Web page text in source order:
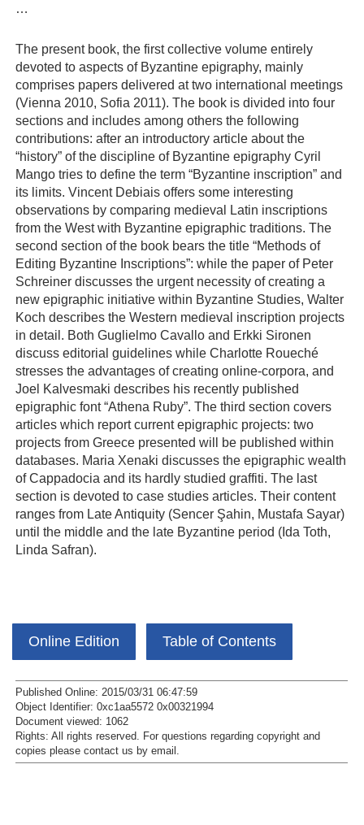
…
The present book, the first collective volume entirely
devoted to aspects of Byzantine epigraphy, mainly
comprises papers delivered at two international meetings
(Vienna 2010, Sofia 2011). The book is divided into four
sections and includes among others the following
contributions: after an introductory article about the
“history” of the discipline of Byzantine epigraphy Cyril
Mango tries to define the term “Byzantine inscription” and
its limits. Vincent Debiais offers some interesting
observations by comparing medieval Latin inscriptions
from the West with Byzantine epigraphic traditions. The
second section of the book bears the title “Methods of
Editing Byzantine Inscriptions”: while the paper of Peter
Schreiner discusses the urgent necessity of creating a
new epigraphic initiative within Byzantine Studies, Walter
Koch describes the Western medieval inscription projects
in detail. Both Guglielmo Cavallo and Erkki Sironen
discuss editorial guidelines while Charlotte Roueché
stresses the advantages of creating online-corpora, and
Joel Kalvesmaki describes his recently published
epigraphic font “Athena Ruby”. The third section covers
articles which report current epigraphic projects: two
projects from Greece presented will be published within
databases. Maria Xenaki discusses the epigraphic wealth
of Cappadocia and its hardly studied graffiti. The last
section is devoted to case studies articles. Their content
ranges from Late Antiquity (Sencer Şahin, Mustafa Sayar)
until the middle and the late Byzantine period (Ida Toth,
Linda Safran).
Online Edition Table of Contents
Published Online: 2015/03/31 06:47:59
Object Identifier: 0xc1aa5572 0x00321994
Document viewed: 1062
Rights: All rights reserved. For questions regarding copyright and
copies please contact us by email .